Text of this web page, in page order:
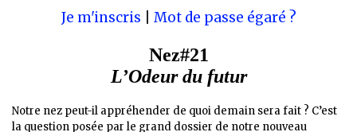
Je m'inscris Mot de passe égaré ?
Nez#21
L’Odeur du futur
Notre nez peut-il appréhender de quoi demain sera fait ? C’est
la question posée par le grand dossier de notre nouveau